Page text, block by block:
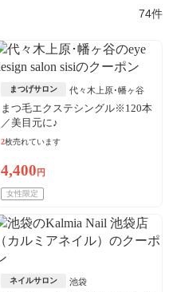
74件
まつげサロン 代々木上原･幡ヶ谷
まつ毛エクステシングル※120本
／美目元に♪
2枚売れています
4,400 円
女性限定
ネイルサロン 池袋